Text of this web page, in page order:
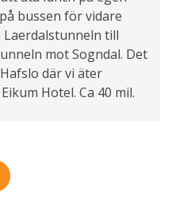
bussen för vidare
Laerdalstunneln till
mot Sogndal. Det
där vi äter
Hotel. Ca 40 mil.